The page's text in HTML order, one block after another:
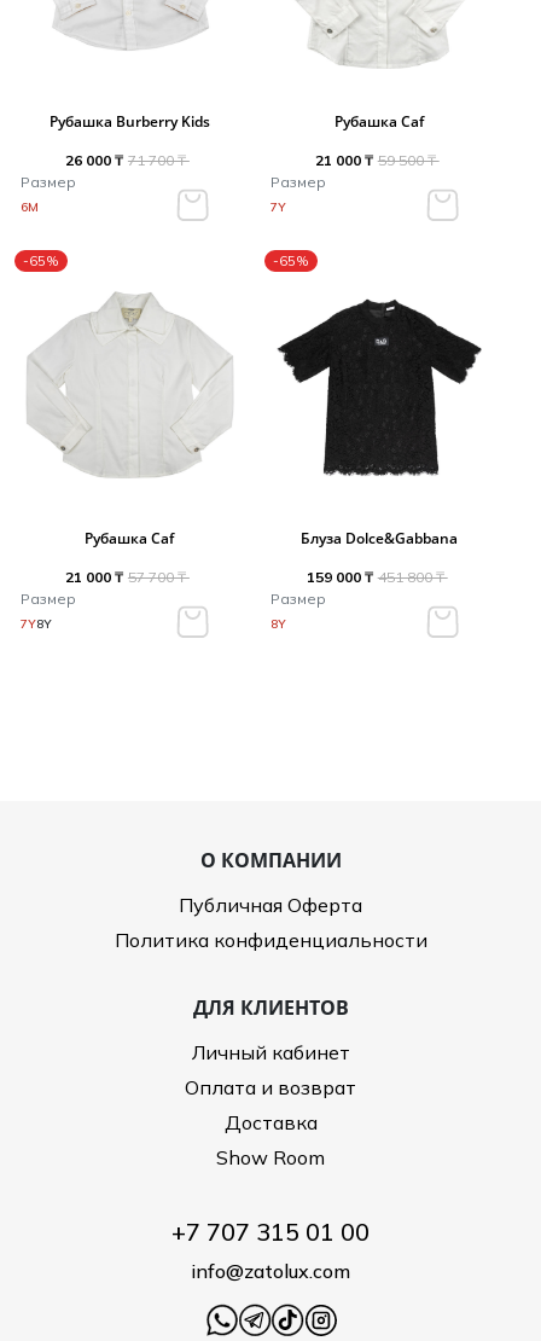
Рубашка Burberry Kids
26 000 ₸ 71 700 ₸
Размер
6M
Рубашка Caf
21 000 ₸ 59 500 ₸
Размер
7Y
-65%
Рубашка Caf
21 000 ₸ 57 700 ₸
Размер
7Y8Y
-65%
Блуза Dolce&Gabbana
159 000 ₸ 451 800 ₸
Размер
8Y
О КОМПАНИИ
Публичная Оферта
Политика конфиденциальности
ДЛЯ КЛИЕНТОВ
Личный кабинет
Оплата и возврат
Доставка
Show Room
+7 707 315 01 00
info@zatolux.com